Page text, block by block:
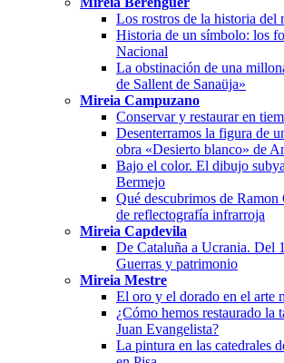
Los rostros de la historia del
Historia de un símbolo: los
Nacional
La obstinación de una
de Sallent de Sanaüja»
Mireia Campuzano
Conservar y restaurar en
Desenterramos la figura de
obra «Desierto blanco» de
Bajo el color. El dibujo
Bermejo
Qué descubrimos de Ramon
de reflectografía infrarroja
Mireia Capdevila
De Cataluña a Ucrania. Del
Guerras y patrimonio
Mireia Mestre
El oro y el dorado en el arte
¿Cómo hemos restaurado la
Juan Evangelista?
La pintura en las catedrales